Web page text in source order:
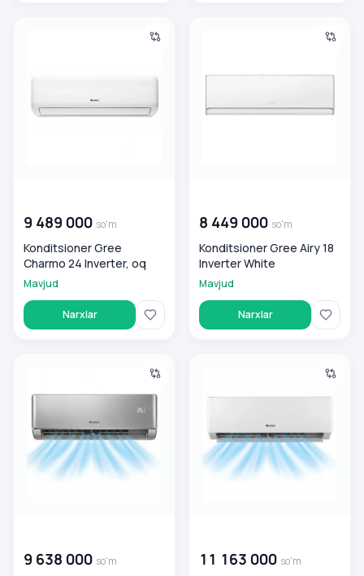
9 489 000 so'm
Konditsioner Gree
Charmo 24 Inverter, oq
Mavjud
Narxlar
8 449 000 so'm
Konditsioner Gree Airy 18
Inverter White
Mavjud
Narxlar
9 638 000 so'm 11 163 000 so'm